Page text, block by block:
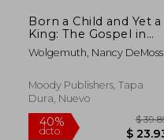
Born a Child and Yet a
King: The Gospel in
the Carols: An Advent
Devotional (en Inglés)
Wolgemuth, Nancy DeMoss
Moody Publishers, Tapa
Dura, Nuevo